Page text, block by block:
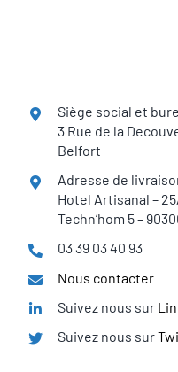
Siège social et
3 Rue de la
Belfort
Adresse de
Hotel Artisanal –
Techn’hom 5 –
03 39 03 40 93
Nous contacter
Suivez nous sur
Suivez nous sur